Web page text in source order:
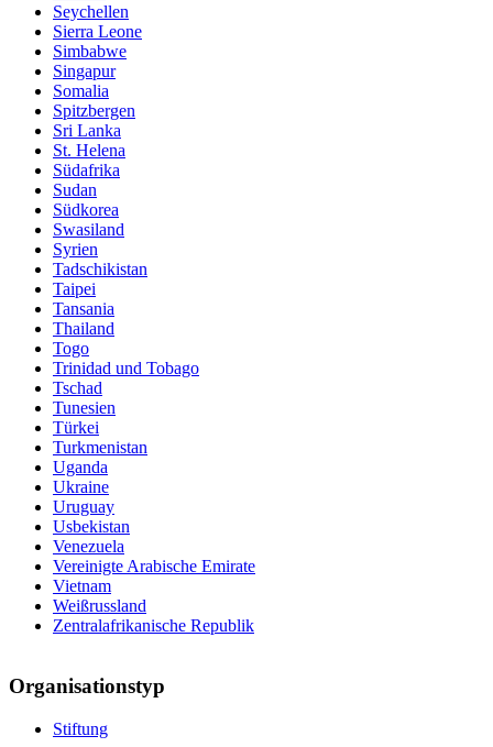
Seychellen
Sierra Leone
Simbabwe
Singapur
Somalia
Spitzbergen
Sri Lanka
St. Helena
Südafrika
Sudan
Südkorea
Swasiland
Syrien
Tadschikistan
Taipei
Tansania
Thailand
Togo
Trinidad und Tobago
Tschad
Tunesien
Türkei
Turkmenistan
Uganda
Ukraine
Uruguay
Usbekistan
Venezuela
Vereinigte Arabische Emirate
Vietnam
Weißrussland
Zentralafrikanische Republik
Organisationstyp
Stiftung